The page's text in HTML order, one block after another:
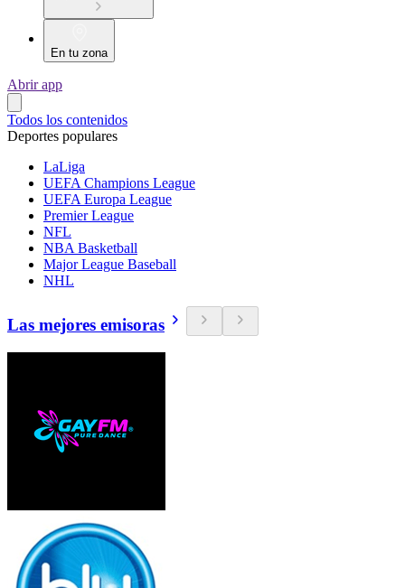
En tu zona
Abrir app
Todos los contenidos
Deportes populares
LaLiga
UEFA Champions League
UEFA Europa League
Premier League
NFL
NBA Basketball
Major League Baseball
NHL
Las mejores emisoras